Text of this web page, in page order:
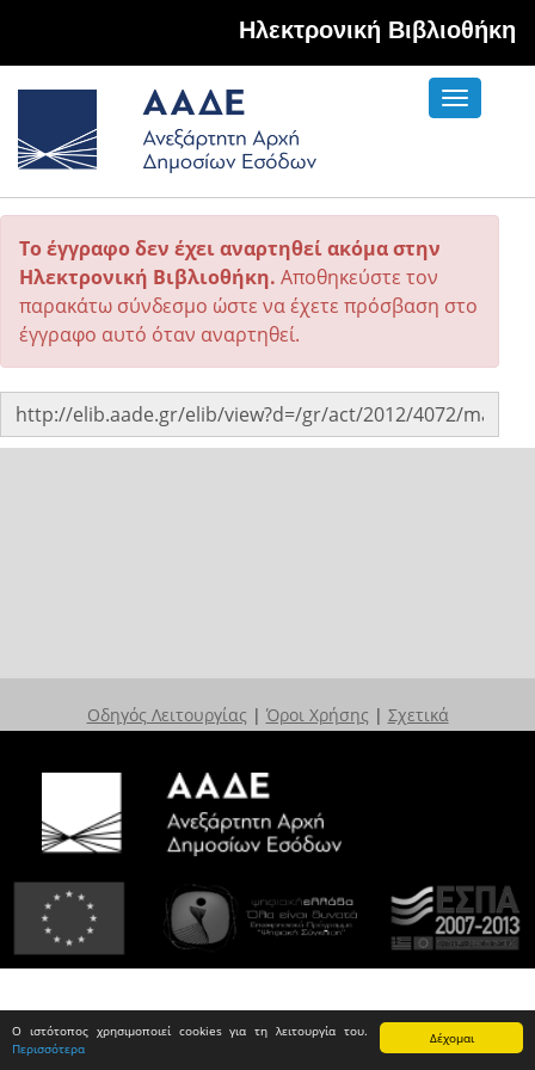
Δέχομαι
Ο ιστότοπος χρησιμοποιεί cookies για τη λειτουργία του.
Περισσότερα
Hλεκτρονική Βιβλιοθήκη
Toggle
Το έγγραφο δεν έχει αναρτηθεί ακόμα στην
Ηλεκτρονική Βιβλιοθήκη. Αποθηκεύστε τον
παρακάτω σύνδεσμο ώστε να έχετε πρόσβαση στο
έγγραφο αυτό όταν αναρτηθεί.
Οδηγός Λειτουργίας | Όροι Χρήσης | Σχετικά